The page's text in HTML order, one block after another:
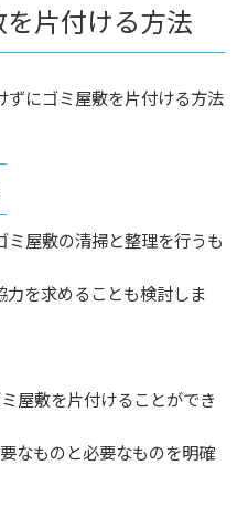
片付ける方法
ずにゴミ屋敷を片付ける方法
屋敷の清掃と整理を行うも
を求めることも検討しま
屋敷を片付けることができ
なものと必要なものを明確